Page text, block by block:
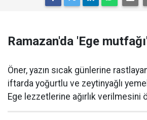
Ramazan'da 'Ege
Öner, yazın sıcak günlerine
iftarda yoğurtlu ve zeytinyağlı
Ege lezzetlerine ağırlık verilmesini